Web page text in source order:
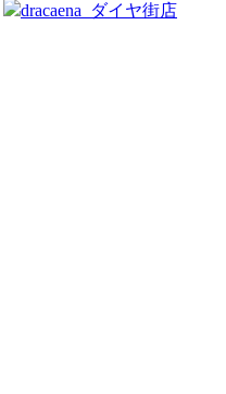
dracaena_ダイヤ街店